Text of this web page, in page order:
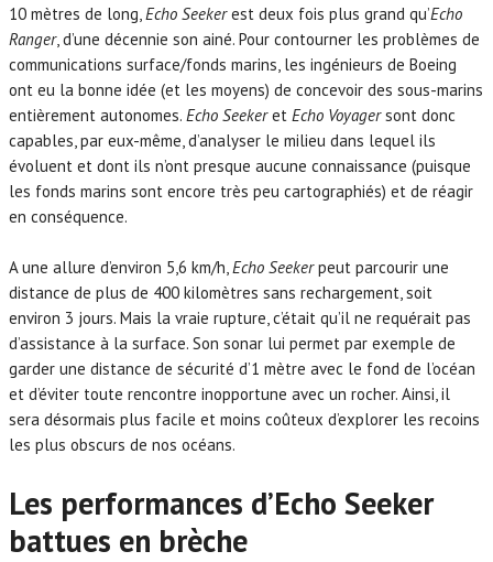
10 mètres de long,Echo Seekerest deux fois plus grand qu’Echo
Ranger, d’une décennie son ainé. Pour contourner les problèmes de
communications surface/fonds marins, les ingénieurs de Boeing
ont eu la bonne idée (et les moyens) de concevoir des sous-marins
entièrement autonomes. Echo Seekeret Echo Voyagersont donc
capables, par eux-même, d’analyser le milieu dans lequel ils
évoluent et dont ils n’ont presque aucune connaissance (puisque
les fonds marins sont encore très peu cartographiés) et de réagir
en conséquence.
A une allure d’environ 5,6 km/h,Echo Seekerpeut parcourir une
distance de plus de 400 kilomètres sans rechargement, soit
environ 3 jours. Mais la vraie rupture, c’était qu’il ne requérait pas
d’assistance à la surface. Son sonar lui permet par exemple de
garder une distance de sécurité d’1 mètre avec le fond de l’océan
et d’éviter toute rencontre inopportune avec un rocher. Ainsi, il
sera désormais plus facile et moins coûteux d’explorer les recoins
les plus obscurs de nos océans.
Les performances d’Echo Seeker
battues en brèche